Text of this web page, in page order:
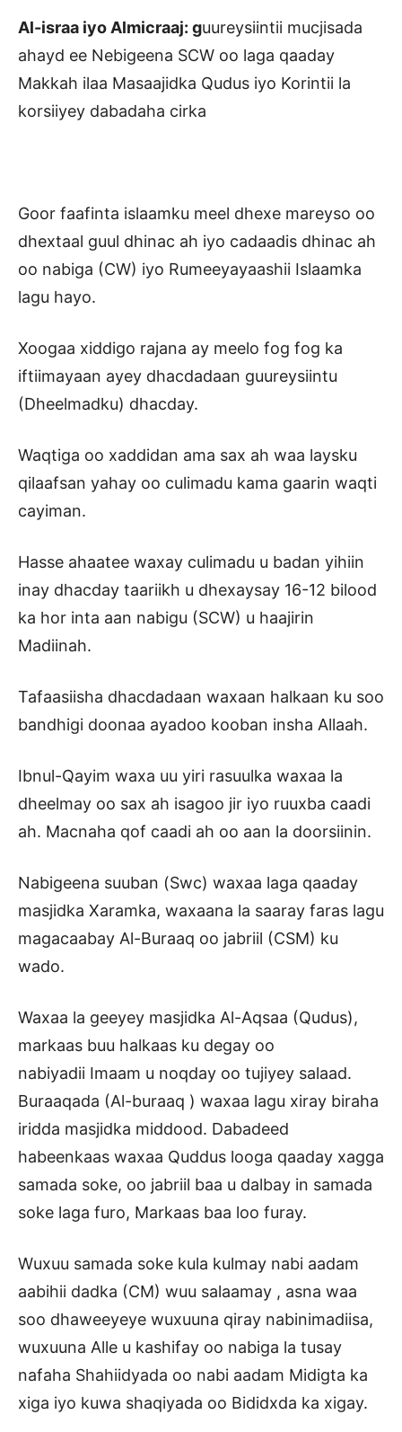
Al-israa iyo Almicraaj: guureysiintii mucjisada
ahayd ee Nebigeena SCW oo laga qaaday
Makkah ilaa Masaajidka Qudus iyo Korintii la
korsiiyey dabadaha cirka
Goor faafinta islaamku meel dhexe mareyso oo
dhextaal guul dhinac ah iyo cadaadis dhinac ah
oo nabiga (CW) iyo Rumeeyayaashii Islaamka
lagu hayo.
Xoogaa xiddigo rajana ay meelo fog fog ka
iftiimayaan ayey dhacdadaan guureysiintu
(Dheelmadku) dhacday.
Waqtiga oo xaddidan ama sax ah waa laysku
qilaafsan yahay oo culimadu kama gaarin waqti
cayiman.
Hasse ahaatee waxay culimadu u badan yihiin
inay dhacday taariikh u dhexaysay 16-12 bilood
ka hor inta aan nabigu (SCW) u haajirin
Madiinah.
Tafaasiisha dhacdadaan waxaan halkaan ku soo
bandhigi doonaa ayadoo kooban insha Allaah.
Ibnul-Qayim waxa uu yiri rasuulka waxaa la
dheelmay oo sax ah isagoo jir iyo ruuxba caadi
ah. Macnaha qof caadi ah oo aan la doorsiinin.
Nabigeena suuban (Swc) waxaa laga qaaday
masjidka Xaramka, waxaana la saaray faras lagu
magacaabay Al-Buraaq oo jabriil (CSM) ku
wado.
Waxaa la geeyey masjidka Al-Aqsaa (Qudus),
markaas buu halkaas ku degay oo
nabiyadii Imaam u noqday oo tujiyey salaad.
Buraaqada (Al-buraaq ) waxaa lagu xiray biraha
iridda masjidka middood. Dabadeed
habeenkaas waxaa Quddus looga qaaday xagga
samada soke, oo jabriil baa u dalbay in samada
soke laga furo, Markaas baa loo furay.
Wuxuu samada soke kula kulmay nabi aadam
aabihii dadka (CM) wuu salaamay , asna waa
soo dhaweeyeye wuxuuna qiray nabinimadiisa,
wuxuuna Alle u kashifay oo nabiga la tusay
nafaha Shahiidyada oo nabi aadam Midigta ka
xiga iyo kuwa shaqiyada oo Bididxda ka xigay.